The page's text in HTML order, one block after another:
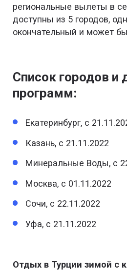
региональные вылеты в
доступны из 5 городов,
окончательный и может
Список городов и
программ:
Екатеринбург, с
Казань, с 21.11.2022
Минеральные Воды, с
Москва, с 01.11.2022
Сочи, с 22.11.2022
Уфа, с 21.11.2022
Отдых в Турции зимой с